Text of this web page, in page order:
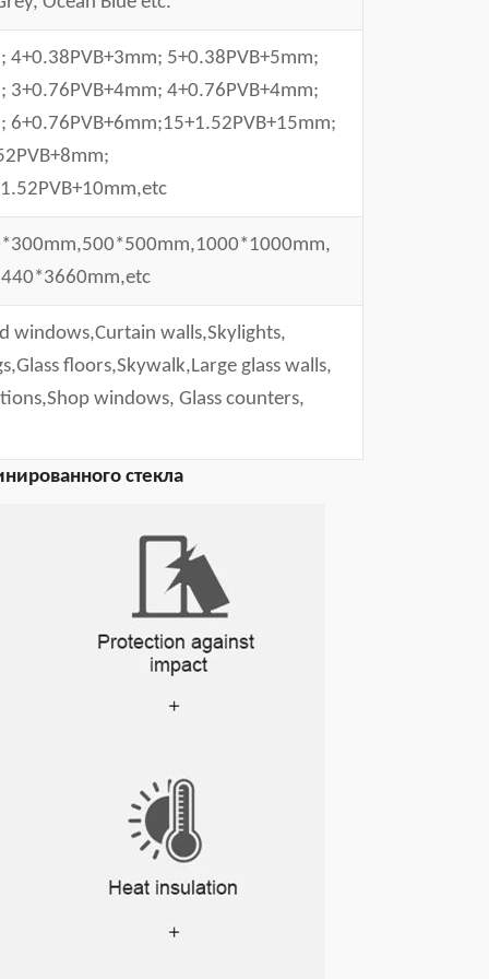
4+0.38PVB+3mm; 5+0.38PVB+5mm;
3+0.76PVB+4mm; 4+0.76PVB+4mm;
6+0.76PVB+6mm;15+1.52PVB+15mm;
windows,Curtain walls,Skylights,
Glass floors,Skywalk,Large glass walls,
S hop windows,Glass counters,
стекла